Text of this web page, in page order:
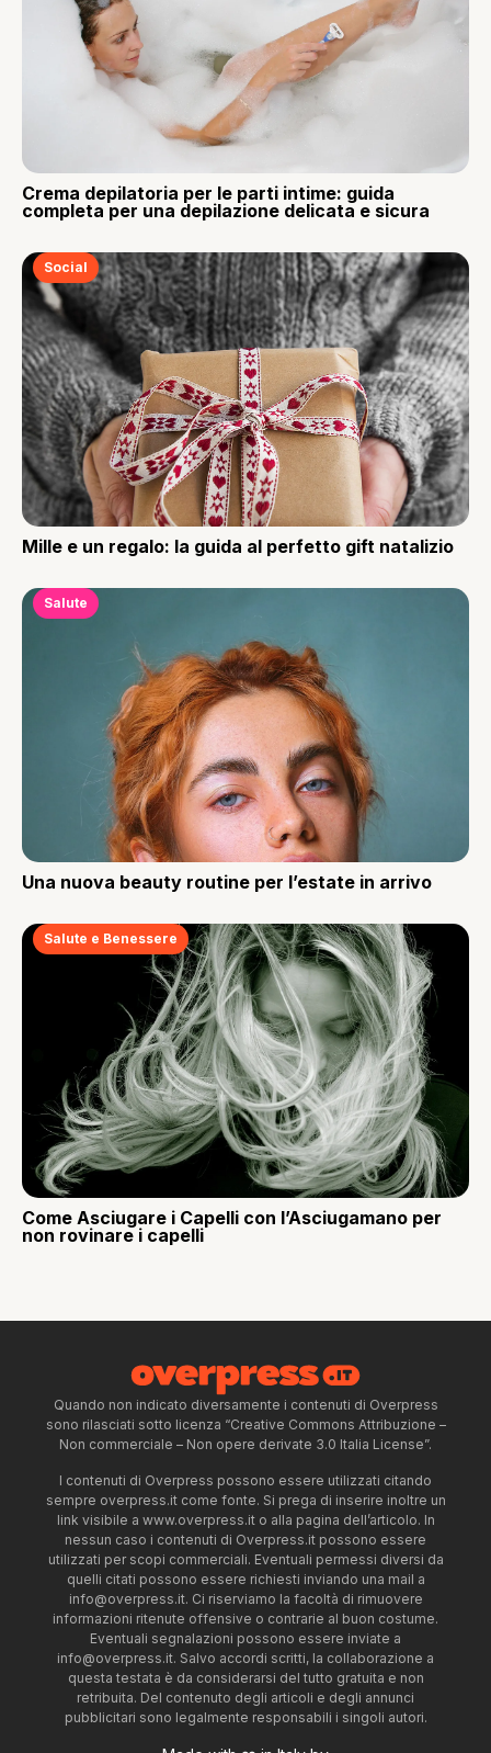
Crema depilatoria per le parti intime: guida
completa per una depilazione delicata e sicura
Social
Mille e un regalo: la guida al perfetto gift natalizio
Salute
Una nuova beauty routine per l’estate in arrivo
Salute e Benessere
Come Asciugare i Capelli con l’Asciugamano per
non rovinare i capelli
Quando non indicato diversamente i contenuti di Overpress
sono rilasciati sotto licenza “Creative Commons Attribuzione –
Non commerciale – Non opere derivate 3.0 Italia License”.
I contenuti di Overpress possono essere utilizzati citando
sempre overpress.it come fonte. Si prega di inserire inoltre un
link visibile a www.overpress.it o alla pagina dell’articolo. In
nessun caso i contenuti di Overpress.it possono essere
utilizzati per scopi commerciali. Eventuali permessi diversi da
quelli citati possono essere richiesti inviando una mail a
info@overpress.it. Ci riserviamo la facoltà di rimuovere
informazioni ritenute offensive o contrarie al buon costume.
Eventuali segnalazioni possono essere inviate a
info@overpress.it. Salvo accordi scritti, la collaborazione a
questa testata è da considerarsi del tutto gratuita e non
retribuita. Del contenuto degli articoli e degli annunci
pubblicitari sono legalmente responsabili i singoli autori.